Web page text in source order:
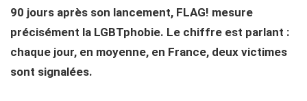
90 jours après son lancement, FLAG! mesure
précisément la LGBTphobie. Le chiffre est parlant :
chaque jour, en moyenne, en France, deux victimes
sont signalées.